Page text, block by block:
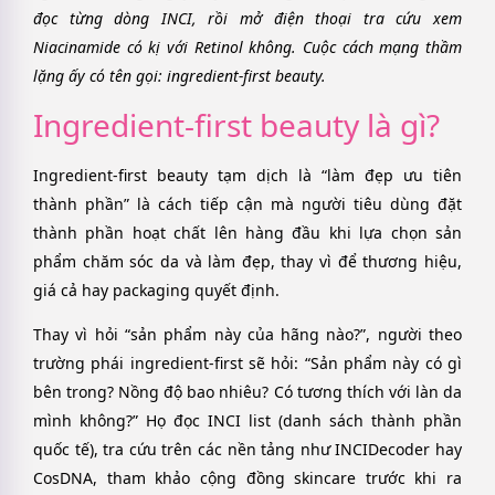
đọc từng dòng INCI, rồi mở điện thoại tra cứu xem
Niacinamide có kị với Retinol không. Cuộc cách mạng thầm
lặng ấy có tên gọi: ingredient-first beauty.
Ingredient-first beauty là gì?
Ingredient-first beauty tạm dịch là “làm đẹp ưu tiên
thành phần” là cách tiếp cận mà người tiêu dùng đặt
thành phần hoạt chất lên hàng đầu khi lựa chọn sản
phẩm chăm sóc da và làm đẹp, thay vì để thương hiệu,
giá cả hay packaging quyết định.
Thay vì hỏi “sản phẩm này của hãng nào?”, người theo
trường phái ingredient-first sẽ hỏi: “Sản phẩm này có gì
bên trong? Nồng độ bao nhiêu? Có tương thích với làn da
mình không?” Họ đọc INCI list (danh sách thành phần
quốc tế), tra cứu trên các nền tảng như INCIDecoder hay
CosDNA, tham khảo cộng đồng skincare trước khi ra